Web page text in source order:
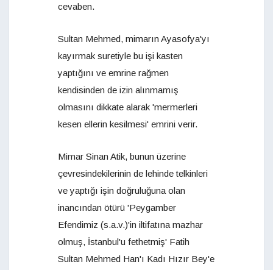
cevaben.
Sultan Mehmed, mimarın Ayasofya'yı
kayırmak suretiyle bu işi kasten
yaptığını ve emrine rağmen
kendisinden de izin alınmamış
olmasını dikkate alarak 'mermerleri
kesen ellerin kesilmesi' emrini verir.
Mimar Sinan Atik, bunun üzerine
çevresindekilerinin de lehinde telkinleri
ve yaptığı işin doğruluğuna olan
inancından ötürü 'Peygamber
Efendimiz (s.a.v.)'in iltifatına mazhar
olmuş, İstanbul'u fethetmiş' Fatih
Sultan Mehmed Han'ı Kadı Hızır Bey'e